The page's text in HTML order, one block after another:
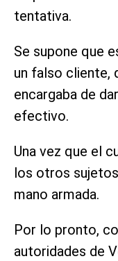
tentativa.
Se supone que
un falso cliente,
encargaba de
efectivo.
Una vez que el
los otros
mano armada.
Por lo pronto,
autoridades de